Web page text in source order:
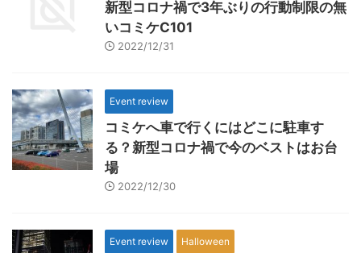
新型コロナ禍で3年ぶりの行動制限の無
いコミケC101
2022/12/31
Event review
コミケへ車で行くにはどこに駐車す
る？新型コロナ禍で今のベストはお台
場
2022/12/30
Event review Halloween